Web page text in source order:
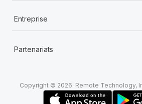
Entreprise
Partenariats
Copyright © 2026. Remote Technology,